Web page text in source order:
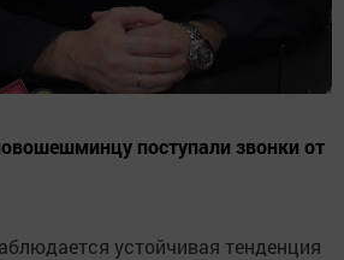
поступали звонки от
устойчивая тенденция